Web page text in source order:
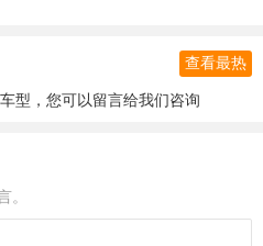
查看最热
型，您可以留言给我们咨询
。